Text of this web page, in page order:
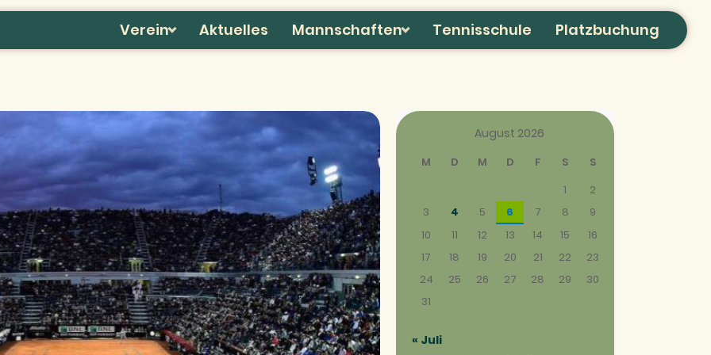
Verein Aktuelles Mannschaften Tennisschule Platzbuchung
August 2026
M D M D F S
S
1
2
3
4 5 6 7 8
9
10
11 12 13 14 15
16
17
18 19 20 21 22
23
24
25 26 27 28 29
30
31
« Juli